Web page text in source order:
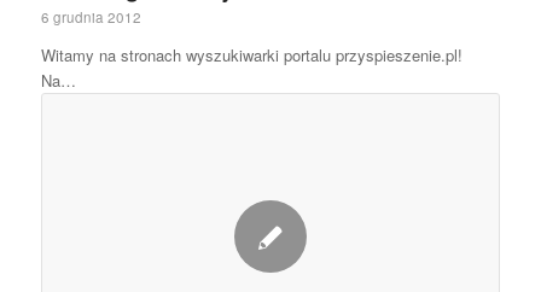
6 grudnia 2012
Witamy na stronach wyszukiwarki portalu przyspieszenie.pl!
Na…